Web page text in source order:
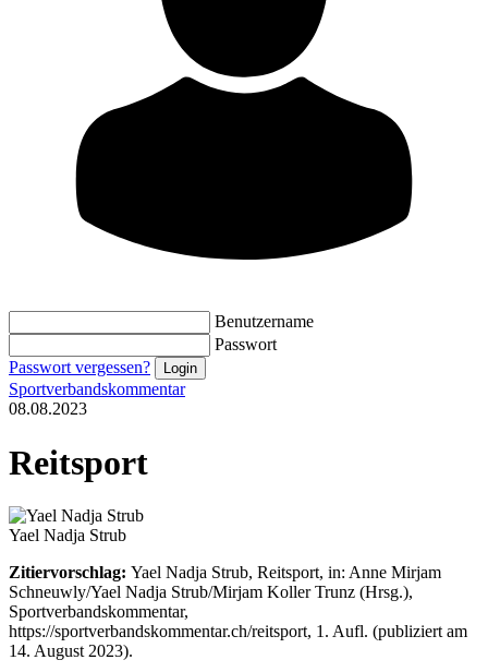
Benutzername
Passwort
Passwort vergessen?
Sportverbandskommentar
08.08.2023
Reitsport
Yael Nadja Strub
Zitiervorschlag: Yael Nadja Strub, Reitsport, in: Anne Mirjam
Schneuwly/Yael Nadja Strub/Mirjam Koller Trunz (Hrsg.),
Sportverbandskommentar,
https://sportverbandskommentar.ch/reitsport, 1. Aufl. (publiziert am
14. August 2023).